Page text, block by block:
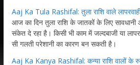
Aaj Ka Tula Rashifal: तुला राशि वाले
आज का दिन तुला राशि के जातकों के लिए
संकेत दे रहा है। किसी भी काम में जल्दबाजी या
सी गलती परेशानी का कारण बन सकती है।
Aaj Ka Kanya Rashifal: कन्या राशि वालों के